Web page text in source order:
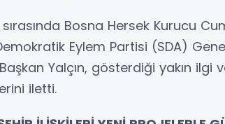
Bosna Hersek Kurucu
Eylem Partisi (SDA)
Yalçın, gösterdiği yakın ilgi
iletti.